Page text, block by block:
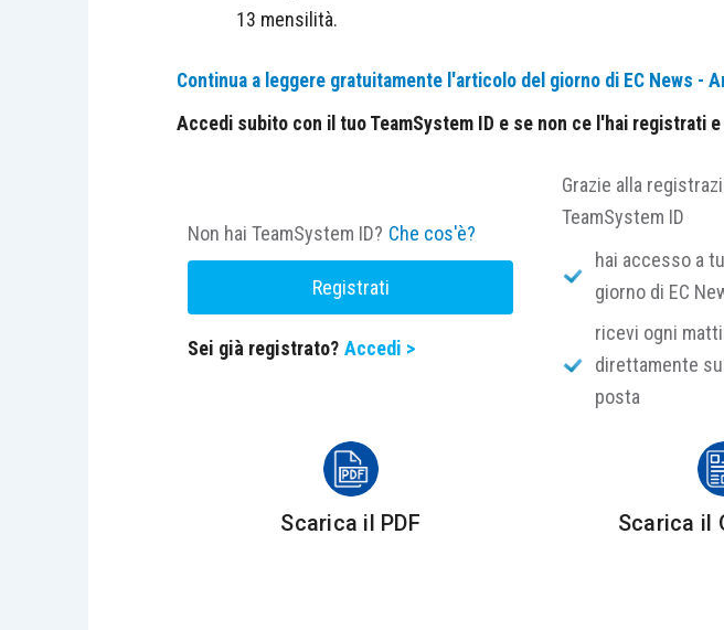
13 mensilità.
Continua a leggere gratuitamente l'articolo del giorno di EC News -
Accedi subito con il tuo TeamSystem ID e se non ce l'hai registrati
Non hai TeamSystem ID? Che cos'è?
Registrati
Sei già registrato? Accedi >
Grazie alla
TeamSystem ID
hai accesso a
giorno di EC
ricevi ogni
direttamente
posta
Scarica il PDF Scarica il